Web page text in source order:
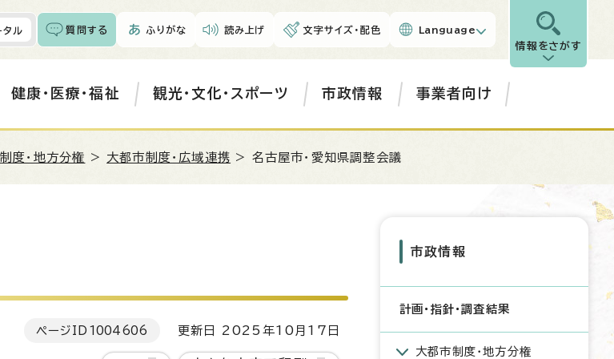
タル 質問する ふりがな 読み上げ 文字サイズ・配色 Language
情報をさがす
健康・医療・福祉 観光・文化・スポーツ 市政情報 事業者向け
度・地方分権 > 大都市制度・広域連携 > 名古屋市・愛知県調整会議
ページID 1004606 更新日 2025年10月17日
市政情報
計画・指針・調査結果
大都市制度・地方分権